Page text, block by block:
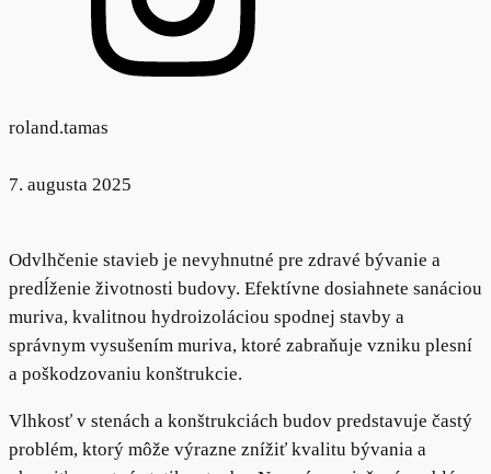
roland.tamas
7. augusta 2025
Odvlhčenie stavieb je nevyhnutné pre zdravé bývanie a
predĺženie životnosti budovy. Efektívne dosiahnete sanáciou
muriva, kvalitnou hydroizoláciou spodnej stavby a
správnym vysušením muriva, ktoré zabraňuje vzniku plesní
a poškodzovaniu konštrukcie.
Vlhkosť v stenách a konštrukciách budov predstavuje častý
problém, ktorý môže výrazne znížiť kvalitu bývania a